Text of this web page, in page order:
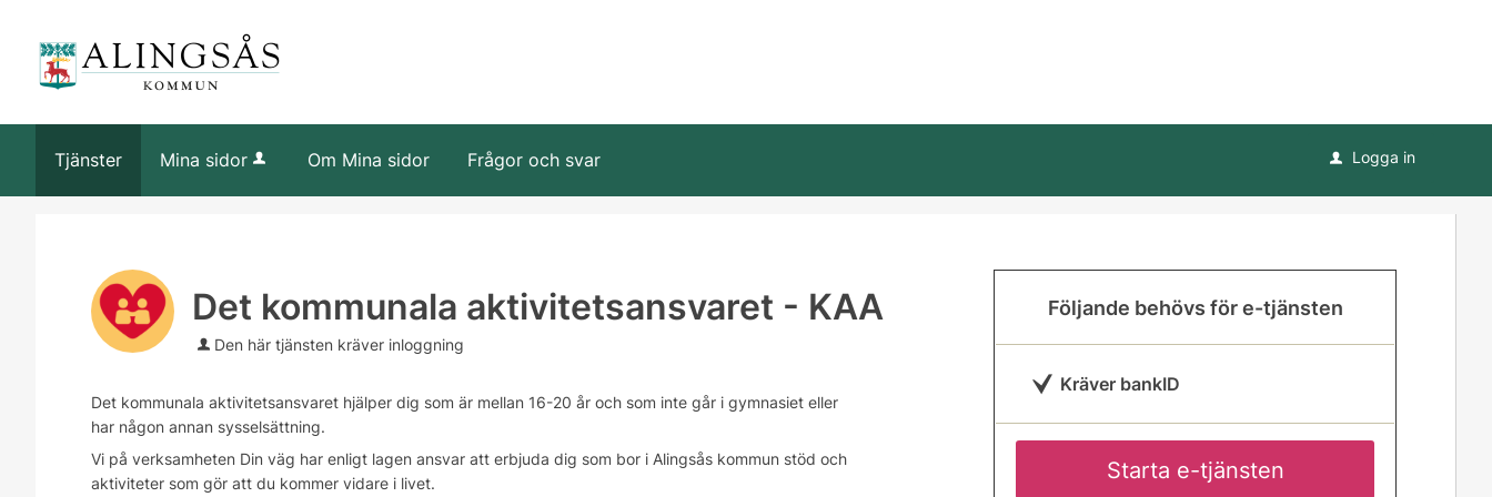
Tjänster Mina sidor Om Mina sidor Frågor och svar u Logga in
Det kommunala aktivitetsansvaret - KAA
Den här tjänsten kräver inloggning
Det kommunala aktivitetsansvaret hjälper dig som är mellan 16-20 år och som inte går i gymnasiet eller
har någon annan sysselsättning.
Vi på verksamheten Din väg har enligt lagen ansvar att erbjuda dig som bor i Alingsås kommun stöd och
aktiviteter som gör att du kommer vidare i livet.
Följande behövs för e-tjänsten
Kräver bankID
Starta e-tjänsten